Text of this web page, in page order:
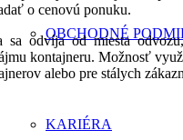
OBCHODNÉ
KARIÉRA
o cenovú ponuku.
sa odvíja od miesta
kontajneru. Možnosť
alebo pre stálych